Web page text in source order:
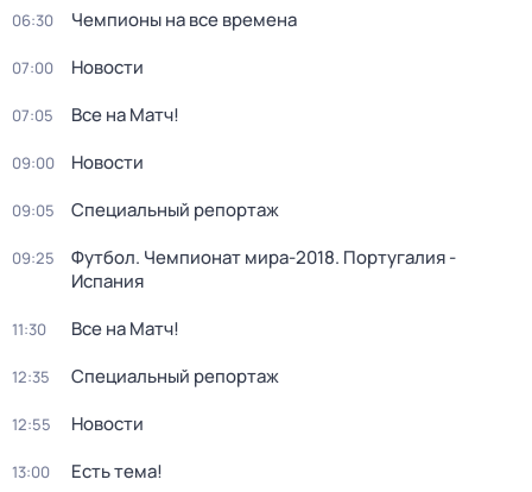
06:30 Чемпионы на все времена
07:00 Новости
07:05 Все на Матч!
09:00 Новости
09:05 Специальный репортаж
09:25
Футбол. Чемпионат мира-2018. Португалия -
Испания
11:30 Все на Матч!
12:35 Специальный репортаж
12:55 Новости
13:00 Есть тема!